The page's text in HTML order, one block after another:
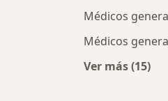
Médicos
Médicos
Ver más (15)